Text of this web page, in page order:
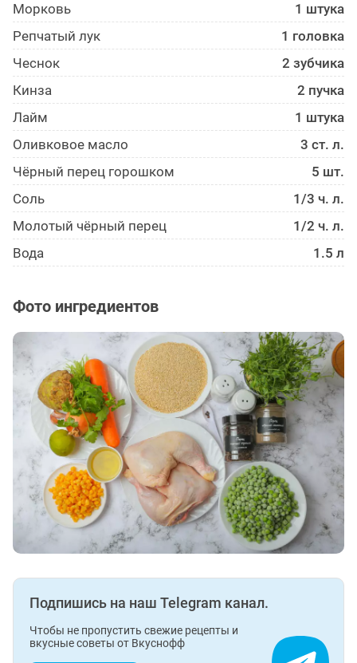
Морковь
1 штука
Репчатый лук
1 головка
Чеснок
2 зубчика
Кинза
2 пучка
Лайм
1 штука
Оливковое масло
3 ст. л.
Чёрный перец горошком
5 шт.
Соль
1/3 ч. л.
Молотый чёрный перец
1/2 ч. л.
Вода
1.5 л
Фото ингредиентов
Подпишись на наш Telegram канал.
Чтобы не пропустить свежие рецепты и
вкусные советы от Вкуснофф